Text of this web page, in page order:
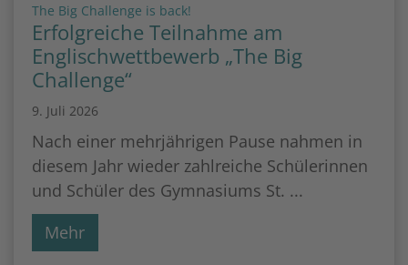
The Big Challenge is back!
Erfolgreiche Teilnahme am
Englischwettbewerb „The Big
Challenge“
9. Juli 2026
Nach einer mehrjährigen Pause nahmen in
diesem Jahr wieder zahlreiche Schülerinnen
und Schüler des Gymnasiums St. ...
Mehr